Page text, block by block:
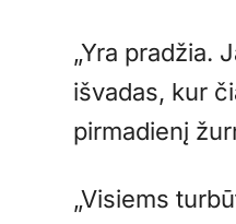
„Yra pradžia.
išvadas, kur
pirmadienį
„Visiems